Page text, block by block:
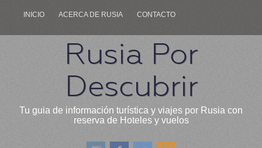
INICIO ACERCA DE RUSIA CONTACTO
Rusia Por
Descubrir
Tu guia de información turística y viajes por Rusia con
reserva de Hoteles y vuelos